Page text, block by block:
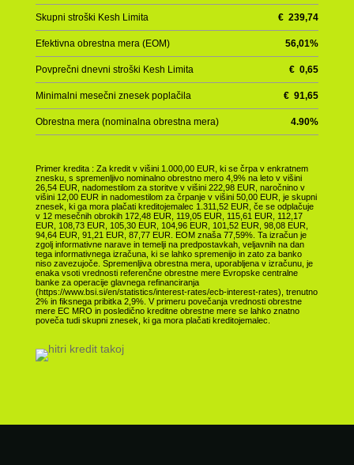
Skupni stroški Kesh Limita €239,74
Efektivna obrestna mera (EOM) 56,01%
Povprečni dnevni stroški Kesh Limita €0,65
Minimalni mesečni znesek poplačila €91,65
Obrestna mera (nominalna obrestna mera) 4.90%
Primer kredita : Za kredit v višini 1.000,00 EUR, ki se črpa v enkratnem
znesku, s spremenljivo nominalno obrestno mero 4,9% na leto v višini
26,54 EUR, nadomestilom za storitve v višini 222,98 EUR, naročnino v
višini 12,00 EUR in nadomestilom za črpanje v višini 50,00 EUR, je skupni
znesek, ki ga mora plačati kreditojemalec 1.311,52 EUR, če se odplačuje
v 12 mesečnih obrokih 172,48 EUR, 119,05 EUR, 115,61 EUR, 112,17
EUR, 108,73 EUR, 105,30 EUR, 104,96 EUR, 101,52 EUR, 98,08 EUR,
94,64 EUR, 91,21 EUR, 87,77 EUR. EOM znaša 77,59%. Ta izračun je
zgolj informativne narave in temelji na predpostavkah, veljavnih na dan
tega informativnega izračuna, ki se lahko spremenijo in zato za banko
niso zavezujoče. Spremenljiva obrestna mera, uporabljena v izračunu, je
enaka vsoti vrednosti referenčne obrestne mere Evropske centralne
banke za operacije glavnega refinanciranja
(https://www.bsi.si/en/statistics/interest-rates/ecb-interest-rates), trenutno
2% in fiksnega pribitka 2,9%. V primeru povečanja vrednosti obrestne
mere EC MRO in posledično kreditne obrestne mere se lahko znatno
poveča tudi skupni znesek, ki ga mora plačati kreditojemalec.